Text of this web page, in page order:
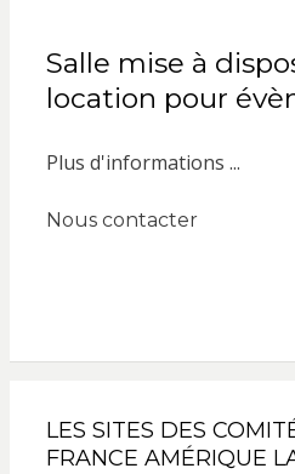
Salle mise à
location pour
Plus d'informations ...
Nous contacter
LES SITES DES
FRANCE AMÉRIQUE